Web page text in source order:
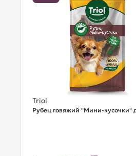
Triol
Рубец говяжий "Мини-кусочки"